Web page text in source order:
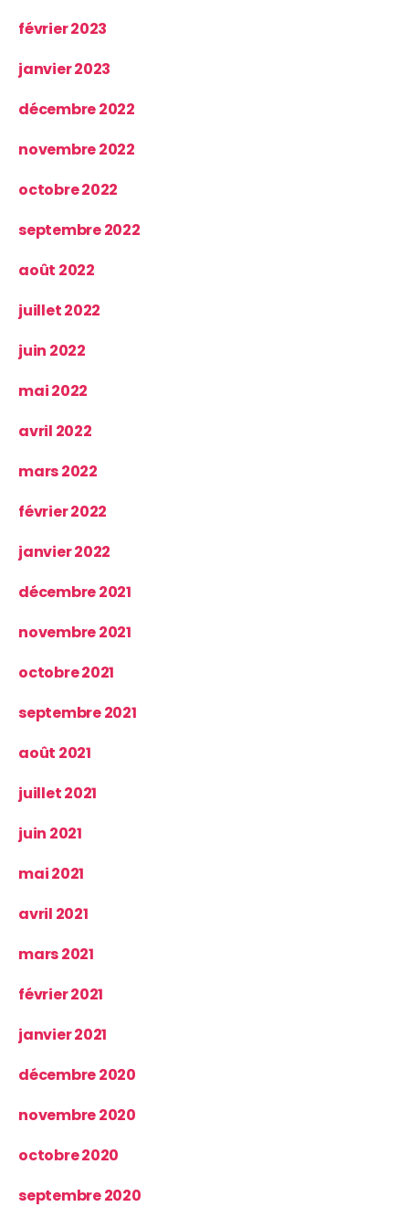
février 2023
janvier 2023
décembre 2022
novembre 2022
octobre 2022
septembre 2022
août 2022
juillet 2022
juin 2022
mai 2022
avril 2022
mars 2022
février 2022
janvier 2022
décembre 2021
novembre 2021
octobre 2021
septembre 2021
août 2021
juillet 2021
juin 2021
mai 2021
avril 2021
mars 2021
février 2021
janvier 2021
décembre 2020
novembre 2020
octobre 2020
septembre 2020